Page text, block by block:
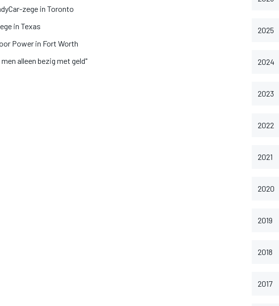
zege in Toronto
in Texas
Power in Fort Worth
alleen bezig met geld"
2025
2024
2023
2022
2021
2020
2019
2018
2017